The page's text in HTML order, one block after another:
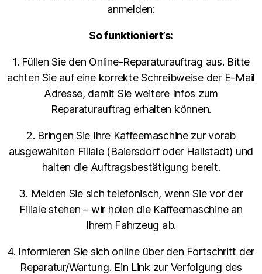
anmelden:
So funktioniert’s:
1. Füllen Sie den Online-Reparaturauftrag aus. Bitte
achten Sie auf eine korrekte Schreibweise der E-Mail
Adresse, damit Sie weitere Infos zum
Reparaturauftrag erhalten können.
2. Bringen Sie Ihre Kaffeemaschine zur vorab
ausgewählten Filiale (Baiersdorf oder Hallstadt) und
halten die Auftragsbestätigung bereit.
3. Melden Sie sich telefonisch, wenn Sie vor der
Filiale stehen – wir holen die Kaffeemaschine an
Ihrem Fahrzeug ab.
4. Informieren Sie sich online über den Fortschritt der
Reparatur/Wartung. Ein Link zur Verfolgung des